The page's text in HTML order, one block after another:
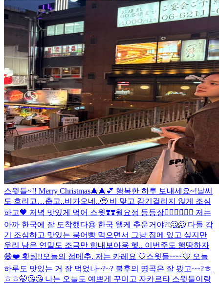
스윗들~!! Merry Christmas🎄🎄💕 행복한 하루 보내세요~!날씨
도 흐리고…춥고..비가오네..🥹 비 맞고 감기걸리지 않게 조심
하고🖤 저녁 맛있게 먹어 스윗❣️❣️월요정 등등장🧚🏻‍♀️🧚🏻‍♀️ 저는
아까 한국에 잘 도착했다용 한국 왤케 추운거야?!🥶🥶 다들 감
기 조심하고 맛있는 붕어빵 먹으면서 그냥 집에 있고 싶지만
우리 남은 연말도 조금만 힘내보아용 헿.. 이번주도 행땅하자
😆❤️ 홧팅!!오늘의 점메추. 저는 카레요 🤍스윗들~~~🩵 오늘
하루도 맛있는 거 잘 먹었나~?~? 불후의 명곡은 잘 봤고~~?ㅎ
ㅎㅎ🤭😘😘 나는 오늘도 예쁘게 꾸미고 자카르타 스윗들이랑